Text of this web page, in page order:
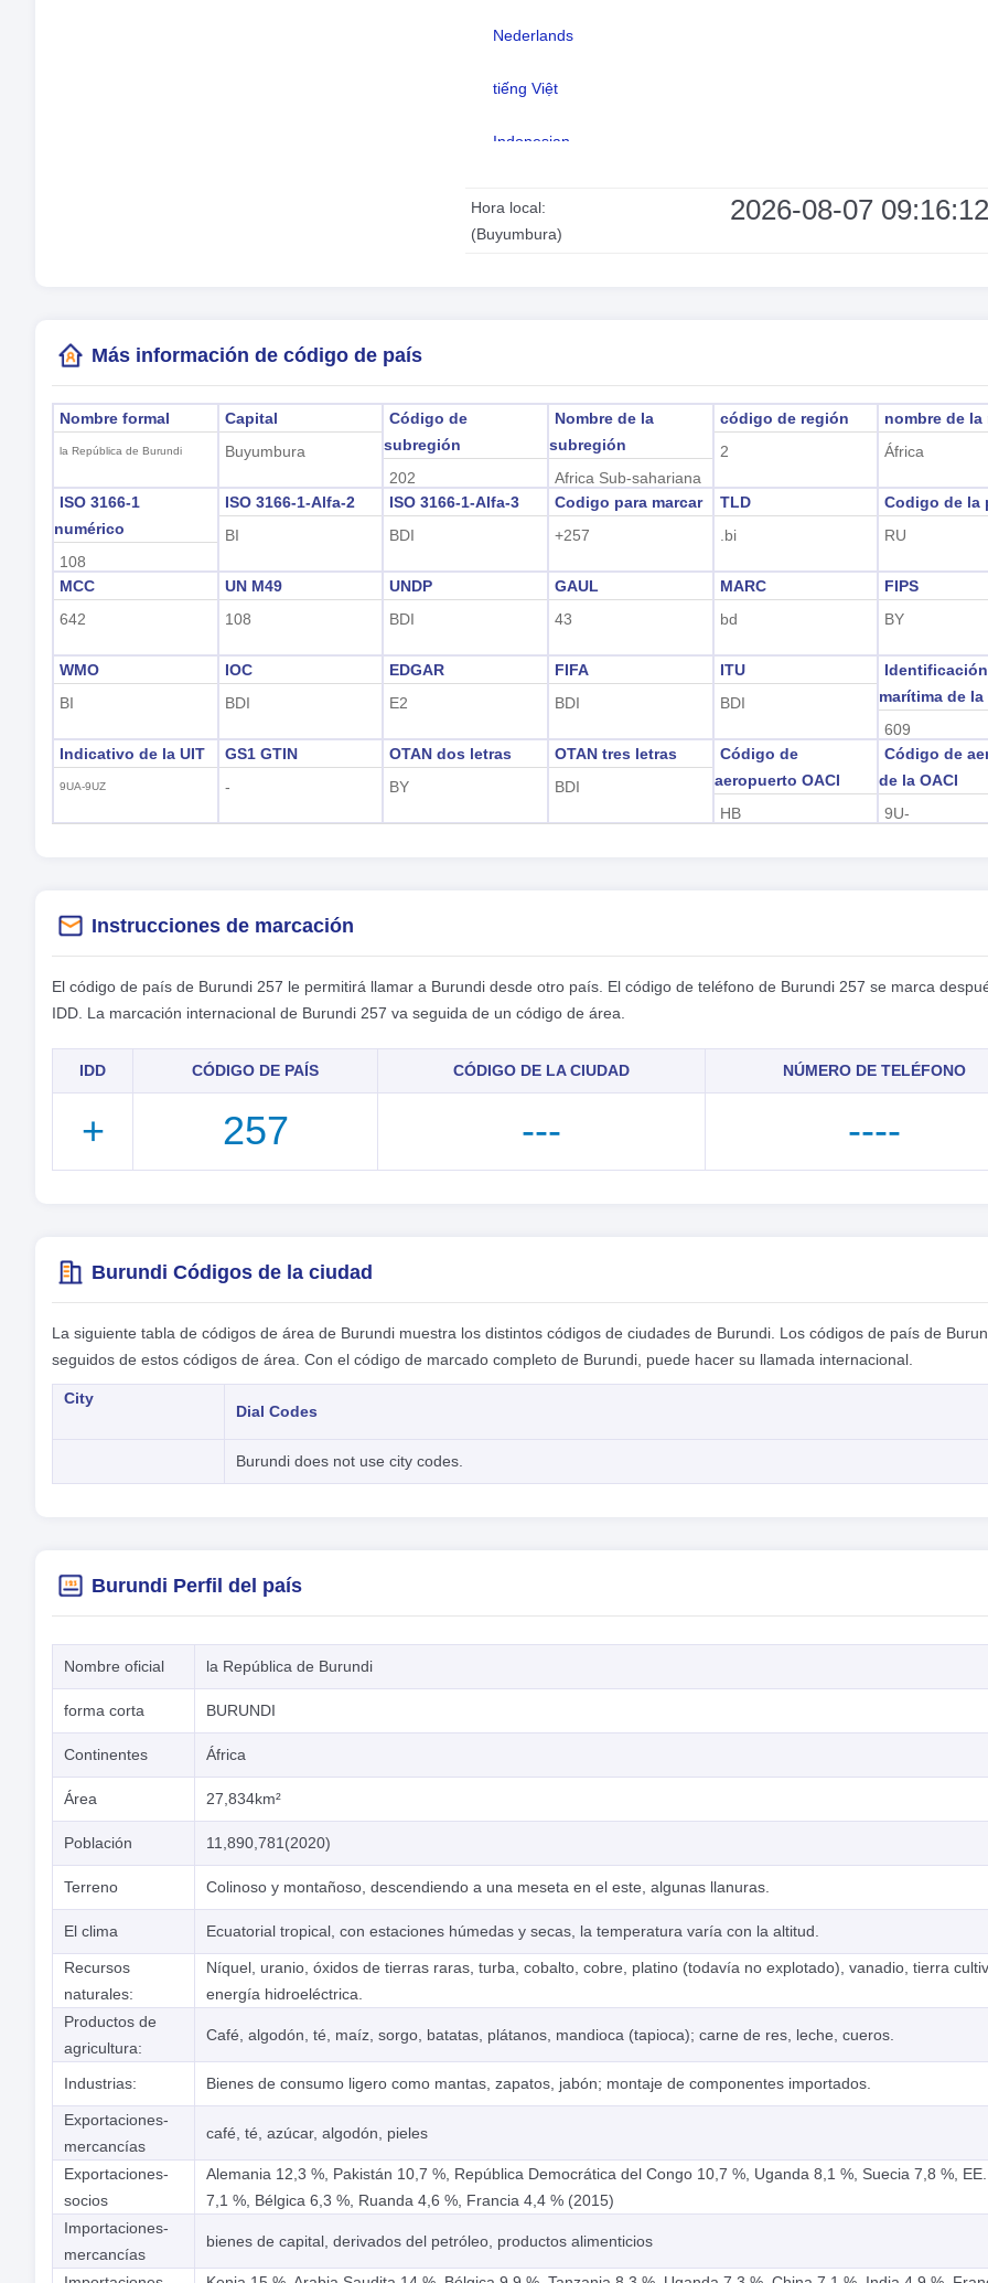
Nederlands
tiếng Việt
Indonesian
हिंदी
Hora local:
(Buyumbura)
2026-08-07 09:16:13
Más información de código de país
Nombre formal
la República de Burundi
Capital
Buyumbura
Código de
subregión
202
Nombre de la
subregión
Africa Sub-sahariana
código de región
2
nombre de la
África
ISO 3166-1
numérico
108
ISO 3166-1-Alfa-2
BI
ISO 3166-1-Alfa-3
BDI
Codigo para marcar
+257
TLD
.bi
Codigo de la
RU
MCC
642
UN M49
108
UNDP
BDI
GAUL
43
MARC
bd
FIPS
BY
WMO
BI
IOC
BDI
EDGAR
E2
FIFA
BDI
ITU
BDI
Identificación
marítima de la
609
Indicativo de la UIT
9UA-9UZ
GS1 GTIN
-
OTAN dos letras
BY
OTAN tres letras
BDI
Código de
aeropuerto OACI
HB
Código de
de la OACI
9U-
Instrucciones de marcación
El código de país de Burundi 257 le permitirá llamar a Burundi desde otro país. El código de teléfono de Burundi 257 se marca
IDD. La marcación internacional de Burundi 257 va seguida de un código de área.
IDD CÓDIGO DE PAÍS CÓDIGO DE LA CIUDAD NÚMERO DE TELÉFONO
+ 257 --- ----
Burundi Códigos de la ciudad
La siguiente tabla de códigos de área de Burundi muestra los distintos códigos de ciudades de Burundi. Los códigos de país de
seguidos de estos códigos de área. Con el código de marcado completo de Burundi, puede hacer su llamada internacional.
City
Dial Codes
Burundi does not use city codes.
Burundi Perfil del país
Nombre oficial la República de Burundi
forma corta BURUNDI
Continentes África
Área 27,834km²
Población 11,890,781(2020)
Terreno Colinoso y montañoso, descendiendo a una meseta en el este, algunas llanuras.
El clima Ecuatorial tropical, con estaciones húmedas y secas, la temperatura varía con la altitud.
Recursos
naturales:
Níquel, uranio, óxidos de tierras raras, turba, cobalto, cobre, platino (todavía no explotado), vanadio, tierra
energía hidroeléctrica.
Productos de
agricultura:
Café, algodón, té, maíz, sorgo, batatas, plátanos, mandioca (tapioca); carne de res, leche, cueros.
Industrias: Bienes de consumo ligero como mantas, zapatos, jabón; montaje de componentes importados.
Exportaciones-
mercancías
café, té, azúcar, algodón, pieles
Exportaciones-
socios
Alemania 12,3 %, Pakistán 10,7 %, República Democrática del Congo 10,7 %, Uganda 8,1 %, Suecia 7,8 %, EE.
7,1 %, Bélgica 6,3 %, Ruanda 4,6 %, Francia 4,4 % (2015)
Importaciones-
mercancías
bienes de capital, derivados del petróleo, productos alimenticios